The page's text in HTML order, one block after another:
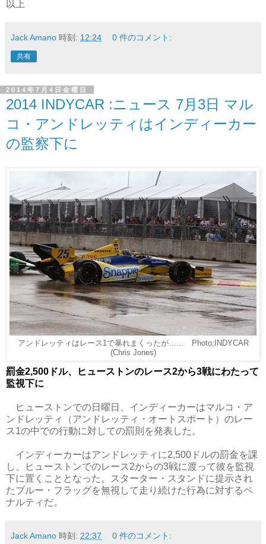
以上
Jack Amano 時刻: 12:24 0 件のコメント:
共有
2014年7月4日金曜日
2014 INDYCAR :ニュース 7月3日 マル
コ・アンドレッティはインディーカー
の監察下に
アンドレッティはレース1で暴れまくったが…… Photo;INDYCAR
(Chris Jones)
罰金2,500ドル、ヒューストンのレース2から3戦にわたって
監視下に
ヒューストンでの日曜日、インディーカーはマルコ・ア
ンドレッティ（アンドレッティ・オートスポート）のレー
ス1の中での行動に対しての罰則を発表した。
インディーカーはアンドレッティに2,500ドルの罰金を課
し、ヒューストンでのレース2からの3戦に渡って彼を監視
下に置くこととなった。スターター・スタンドに提示され
たブルー・フラッグを無視して走り続けた行為に対するペ
ナルティだ。
Jack Amano 時刻: 22:37 0 件のコメント: